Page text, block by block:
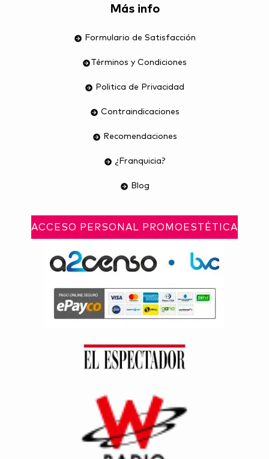
Más info
Formulario de Satisfacción
Términos y Condiciones
Politica de Privacidad
Contraindicaciones
Recomendaciones
¿Franquicia?
Blog
ACCESO PERSONAL PROMOESTÉTICA